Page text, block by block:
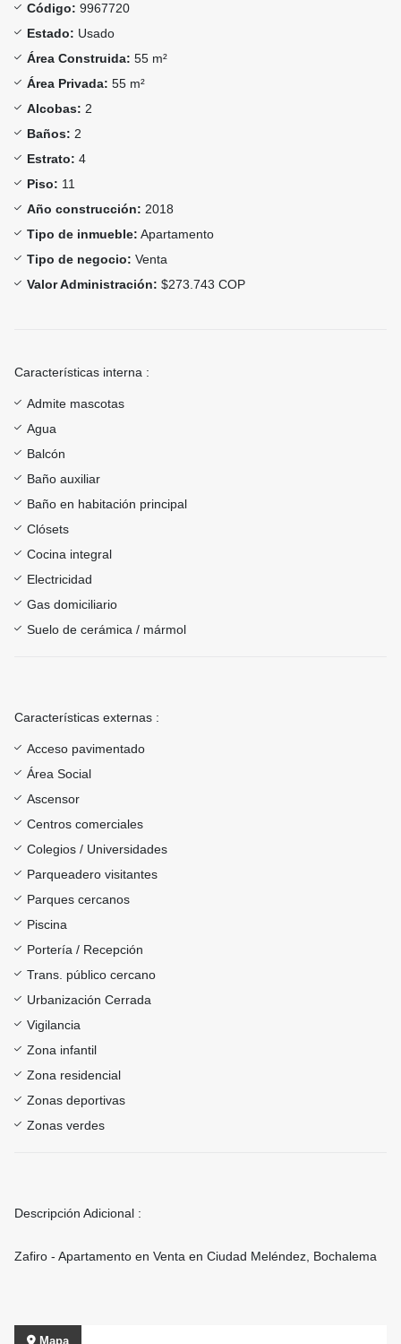
Código: 9967720
Estado: Usado
Área Construida: 55 m²
Área Privada: 55 m²
Alcobas: 2
Baños: 2
Estrato: 4
Piso: 11
Año construcción: 2018
Tipo de inmueble: Apartamento
Tipo de negocio: Venta
Valor Administración: $273.743 COP
Características interna :
Admite mascotas
Agua
Balcón
Baño auxiliar
Baño en habitación principal
Clósets
Cocina integral
Electricidad
Gas domiciliario
Suelo de cerámica / mármol
Características externas :
Acceso pavimentado
Área Social
Ascensor
Centros comerciales
Colegios / Universidades
Parqueadero visitantes
Parques cercanos
Piscina
Portería / Recepción
Trans. público cercano
Urbanización Cerrada
Vigilancia
Zona infantil
Zona residencial
Zonas deportivas
Zonas verdes
Descripción Adicional :
Zafiro - Apartamento en Venta en Ciudad Meléndez, Bochalema
Mapa